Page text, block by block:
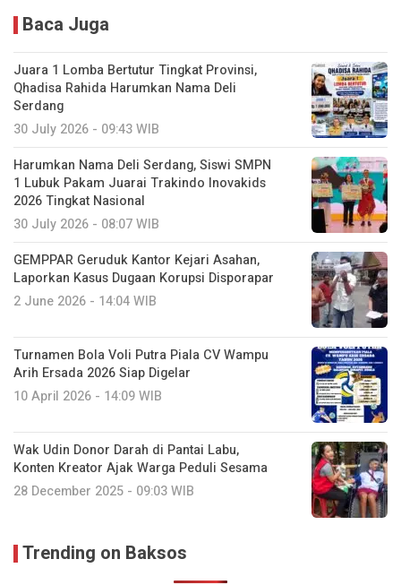
Baca Juga
Juara 1 Lomba Bertutur Tingkat Provinsi,
Qhadisa Rahida Harumkan Nama Deli
Serdang
30 July 2026 - 09:43 WIB
Harumkan Nama Deli Serdang, Siswi SMPN
1 Lubuk Pakam Juarai Trakindo Inovakids
2026 Tingkat Nasional
30 July 2026 - 08:07 WIB
GEMPPAR Geruduk Kantor Kejari Asahan,
Laporkan Kasus Dugaan Korupsi Disporapar
2 June 2026 - 14:04 WIB
Turnamen Bola Voli Putra Piala CV Wampu
Arih Ersada 2026 Siap Digelar
10 April 2026 - 14:09 WIB
Wak Udin Donor Darah di Pantai Labu,
Konten Kreator Ajak Warga Peduli Sesama
28 December 2025 - 09:03 WIB
Trending on Baksos